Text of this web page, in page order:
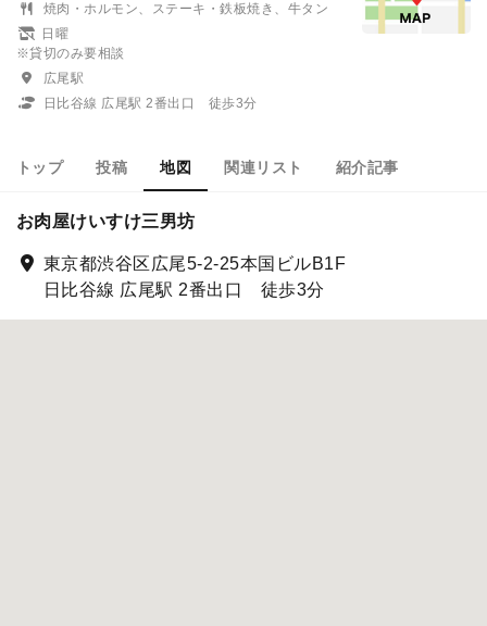
焼肉・ホルモン、ステーキ・鉄板焼き、牛タン
日曜
※貸切のみ要相談
広尾駅
日比谷線 広尾駅 2番出口 徒歩3分
トップ 投稿 地図 関連リスト 紹介記事
お肉屋けいすけ三男坊
東京都渋谷区広尾5-2-25本国ビルB1F
日比谷線 広尾駅 2番出口 徒歩3分